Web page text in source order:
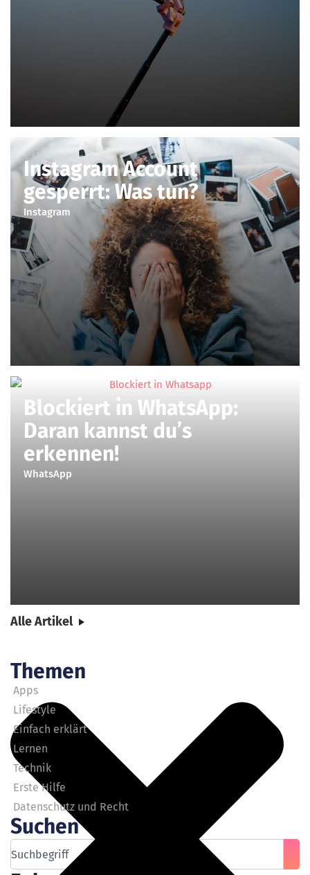
Instagram Account
gesperrt: Was tun?
Instagram
Blockiert in WhatsApp:
Daran kannst du’s
erkennen!
WhatsApp
Alle Artikel
Themen
Apps
Lifestyle
Einfach erklärt
Lernen
Technik
Erste Hilfe
Datenschutz und Recht
Suchen